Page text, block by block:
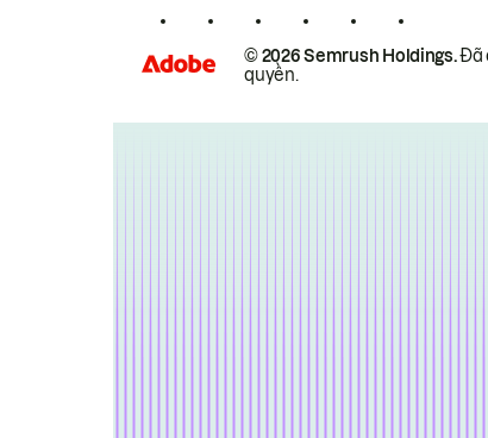
© 2026 Semrush Holdings.Đã
quyền.